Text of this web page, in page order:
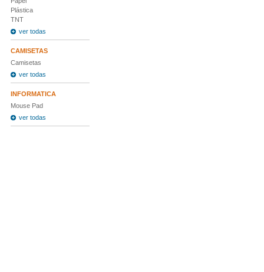
Plástica
TNT
ver todas
CAMISETAS
Camisetas
ver todas
INFORMATICA
Mouse Pad
ver todas